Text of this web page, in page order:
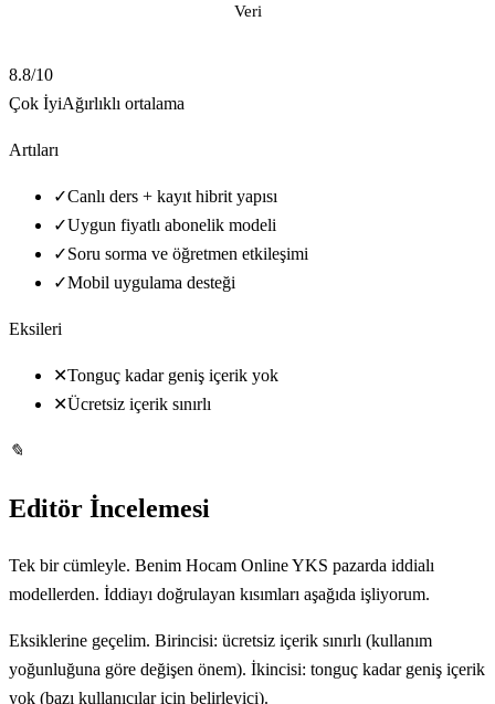
Veri
8.8/10
Çok İyiAğırlıklı ortalama
Artıları
✓Canlı ders + kayıt hibrit yapısı
✓Uygun fiyatlı abonelik modeli
✓Soru sorma ve öğretmen etkileşimi
✓Mobil uygulama desteği
Eksileri
✕Tonguç kadar geniş içerik yok
✕Ücretsiz içerik sınırlı
✎
Editör İncelemesi
Tek bir cümleyle. Benim Hocam Online YKS pazarda iddialı
modellerden. İddiayı doğrulayan kısımları aşağıda işliyorum.
Eksiklerine geçelim. Birincisi: ücretsiz içerik sınırlı (kullanım
yoğunluğuna göre değişen önem). İkincisi: tonguç kadar geniş içerik
yok (bazı kullanıcılar için belirleyici).